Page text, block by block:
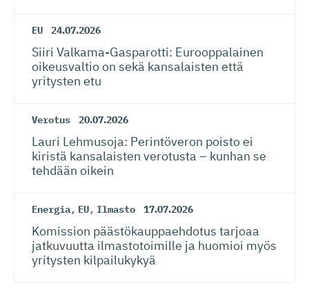
EU 24.07.2026
Siiri Valkama-Gas­pa­rotti: Eurooppalainen
oikeusvaltio on sekä kansalaisten että
yritysten etu
Verotus 20.07.2026
Lauri Lehmusoja: Perintöveron poisto ei
kiristä kansalaisten verotusta – kunhan se
tehdään oikein
Energia, EU, Ilmasto 17.07.2026
Komission päästökaup­paehdotus tarjoaa
jatkuvuutta ilmastotoimille ja huomioi myös
yritysten kilpailukykyä